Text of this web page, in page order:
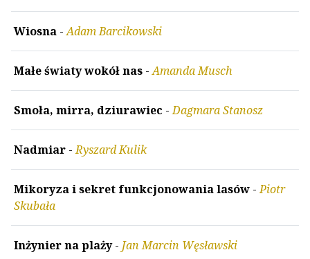
Wiosna -Adam Barcikowski
Małe światy wokół nas -Amanda Musch
Smoła, mirra, dziurawiec -Dagmara Stanosz
Nadmiar -Ryszard Kulik
Mikoryza i sekret funkcjonowania lasów -Piotr
Skubała
Inżynier na plaży- Jan Marcin Węsławski